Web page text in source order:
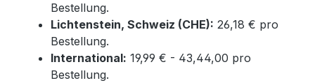
Bestellung.
Lichtenstein, Schweiz (CHE): 26,18 € pro
Bestellung.
International: 19,99 € - 43,44,00 pro
Bestellung.